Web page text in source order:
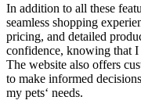
In addition⁤ to all these
seamless shopping
pricing,⁤ and detailed
confidence, knowing that
The website also offers
to​ make ⁣informed
⁣my‌ pets‘ ⁢needs.